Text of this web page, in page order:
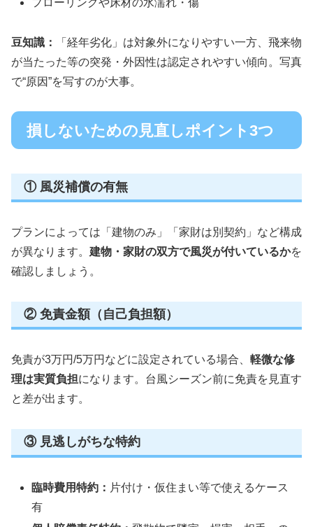
豆知識：
「経年劣化」は対象外になりやすい一方、飛来物
が当たった等の突発・外因性は認定されやすい傾向。写真
で“原因”を写すのが大事。
損しないための見直しポイント3つ
① 風災補償の有無
プランによっては「建物のみ」「家財は別契約」など構成
が異なります。 建物・家財の双方で風災が付いているかを
確認しましょう。
② 免責金額（自己負担額）
免責が3万円/5万円などに設定されている場合、 軽微な修
理は実質負担になります。台風シーズン前に免責を見直す
と差が出ます。
③ 見逃しがちな特約
臨時費用特約： 片付け・仮住まい等で使えるケース
有